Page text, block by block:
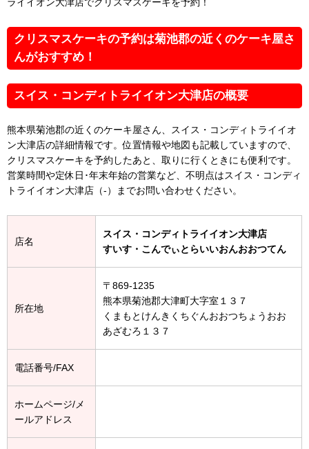
クリスマスケーキの予約は菊池郡の近くのケーキ屋さ
んがおすすめ！
スイス・コンディトライイオン大津店の概要
熊本県菊池郡の近くのケーキ屋さん、スイス・コンディトライイオ
ン大津店の詳細情報です。位置情報や地図も記載していますので、
クリスマスケーキを予約したあと、取りに行くときにも便利です。
営業時間や定休日･年末年始の営業など、不明点はスイス・コンディ
トライイオン大津店（-）までお問い合わせください。
店名
スイス・コンディトライイオン大津店
すいす・こんでぃとらいいおんおおつてん
所在地
〒869-1235
熊本県菊池郡大津町大字室１３７
くまもとけんきくちぐんおおつちょうおお
あざむろ１３７
電話番号/FAX
ホームページ/メ
ールアドレス